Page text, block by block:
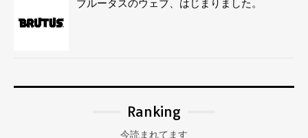
ブルータスのウェブ、はじまりました。
Ranking
今読まれてます